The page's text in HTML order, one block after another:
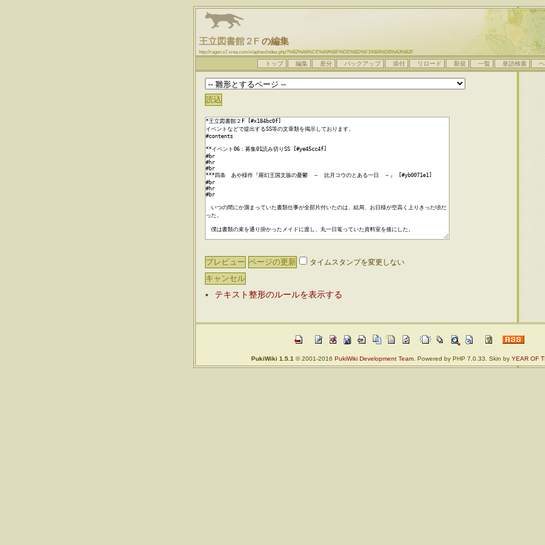
王立図書館２F の編集
http://ragen.s7.xrea.com/x/aplow/index.php?%B2%A6%CE%A9%BF%DE%BD%F1%B4%DB%A3%B2F
トップ 編集 差分 バックアップ 添付 リロード 新規 一覧 単語検索
タイムスタンプを変更しない
テキスト整形のルールを表示する
PukiWiki 1.5.1 © 2001-2016 PukiWiki Development Team. Powered by PHP 7.0.33. Skin by YEAR OF